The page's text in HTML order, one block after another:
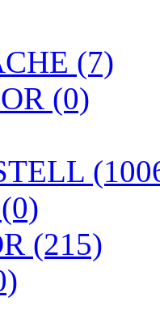
(7)
(0)
(215)